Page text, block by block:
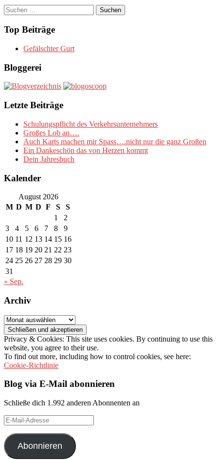
Suchen
nach:
Top Beiträge
Gefälschter Gurt
Bloggerei
Letzte Beiträge
Schulungspflicht des Verkehrsunternehmers
Großes Lob an….
Auch Karts machen mir Spass….nicht nur die ganz Großen
Ein Dankeschön das von Herzen kommt
Dein Jahresbuch
Kalender
August 2026
M D M D F S
S
1
2
3
4 5 6 7 8
9
10 11 12 13 14 15 16
17 18 19 20 21 22 23
24 25 26 27 28 29 30
31
« Sep.
Archiv
Archiv
Privacy & Cookies: This site uses cookies. By continuing to use this
website, you agree to their use.
To find out more, including how to control cookies, see here:
Cookie-Richtlinie
Blog via E-Mail abonnieren
Schließe dich 1.992 anderen Abonnenten an
E-
Mail-
Adresse
Abonnieren